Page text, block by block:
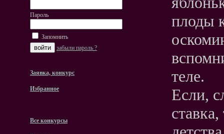
Пароль
Запомнить
забыли пароль ?
Заявка, конкурс
Избранное
Все конкурсы
плоды
теле.
Если,